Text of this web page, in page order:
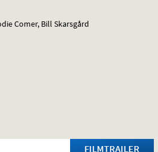
Comer, Bill Skarsgård
FILMTRAILER